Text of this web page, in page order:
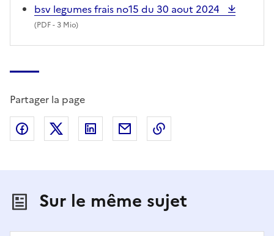
bsv legumes frais no15 du 30 aout 2024
(PDF- 3 Mio)
Partager la page
Partager sur Facebook
Partager sur X (anciennement Twitter)
Partager sur LinkedIn
Partager par email
Sur le même sujet